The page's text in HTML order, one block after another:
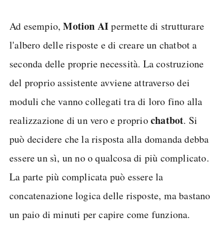
Ad esempio,Motion AIpermette di strutturare
l'albero delle risposte e di creare un chatbot a
seconda delle proprie necessità. La costruzione
del proprio assistente avviene attraverso dei
moduli che vanno collegati tra di loro fino alla
realizzazione di un vero e propriochatbot. Si
può decidere che la risposta alla domanda debba
essere un sì, un no o qualcosa di più complicato.
La parte più complicata può essere la
concatenazione logica delle risposte, ma bastano
un paio di minuti per capire come funziona.